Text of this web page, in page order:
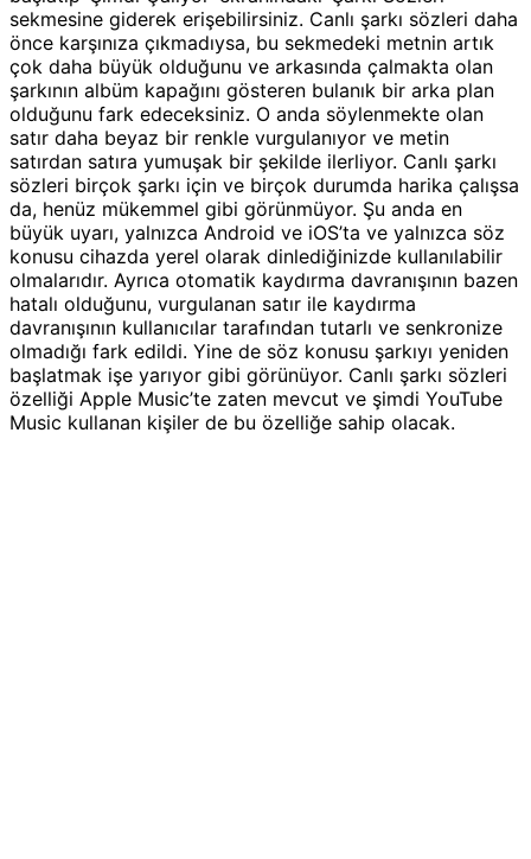
sekmesine giderek erişebilirsiniz. Canlı şarkı sözleri daha
önce karşınıza çıkmadıysa, bu sekmedeki metnin artık
çok daha büyük olduğunu ve arkasında çalmakta olan
şarkının albüm kapağını gösteren bulanık bir arka plan
olduğunu fark edeceksiniz. O anda söylenmekte olan
satır daha beyaz bir renkle vurgulanıyor ve metin
satırdan satıra yumuşak bir şekilde ilerliyor. Canlı şarkı
sözleri birçok şarkı için ve birçok durumda harika çalışsa
da, henüz mükemmel gibi görünmüyor. Şu anda en
büyük uyarı, yalnızca Android ve iOS’ta ve yalnızca söz
konusu cihazda yerel olarak dinlediğinizde kullanılabilir
olmalarıdır. Ayrıca otomatik kaydırma davranışının bazen
hatalı olduğunu, vurgulanan satır ile kaydırma
davranışının kullanıcılar tarafından tutarlı ve senkronize
olmadığı fark edildi. Yine de söz konusu şarkıyı yeniden
başlatmak işe yarıyor gibi görünüyor. Canlı şarkı sözleri
özelliği Apple Music’te zaten mevcut ve şimdi YouTube
Music kullanan kişiler de bu özelliğe sahip olacak.